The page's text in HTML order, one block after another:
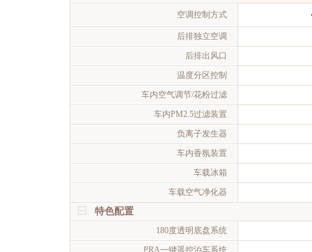
空调控制方式
后排独立空调
后排出风口
温度分区控制
车内空气调节/花粉过滤
车内PM2.5过滤装置
负离子发生器
车内香氛装置
车载冰箱
车载空气净化器
特色配置
180度透明底盘系统